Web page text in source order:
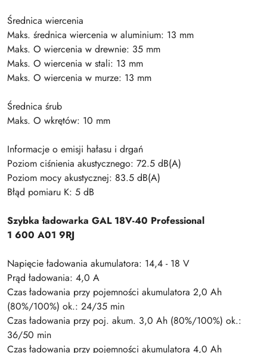
Średnica wiercenia
Maks. średnica wiercenia w aluminium: 13 mm
Maks. O wiercenia w drewnie: 35 mm
Maks. O wiercenia w stali: 13 mm
Maks. O wiercenia w murze: 13 mm
Średnica śrub
Maks. O wkrętów: 10 mm
Informacje o emisji hałasu i drgań
Poziom ciśnienia akustycznego: 72.5 dB(A)
Poziom mocy akustycznej: 83.5 dB(A)
Błąd pomiaru K: 5 dB
Szybka ładowarka GAL 18V-40 Professional
1 600 A01 9RJ
Napięcie ładowania akumulatora: 14,4 - 18 V
Prąd ładowania: 4,0 A
Czas ładowania przy pojemności akumulatora 2,0 Ah
(80%/100%) ok.: 24/35 min
Czas ładowania przy poj. akum. 3,0 Ah (80%/100%) ok.:
36/50 min
Czas ładowania przy pojemności akumulatora 4,0 Ah